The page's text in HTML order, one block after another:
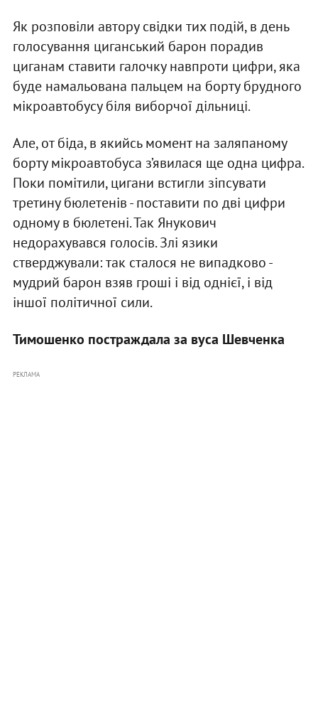
Як розповіли автору свідки тих подій, в день
голосування циганський барон порадив
циганам ставити галочку навпроти цифри, яка
буде намальована пальцем на борту брудного
мікроавтобусу біля виборчої дільниці.
Але, от біда, в якийсь момент на заляпаному
борту мікроавтобуса з’явилася ще одна цифра.
Поки помітили, цигани встигли зіпсувати
третину бюлетенів - поставити по дві цифри
одному в бюлетені. Так Янукович
недорахувався голосів. Злі язики
стверджували: так сталося не випадково -
мудрий барон взяв гроші і від однієї, і від
іншої політичної сили.
Тимошенко постраждала за вуса Шевченка
РЕКЛАМА